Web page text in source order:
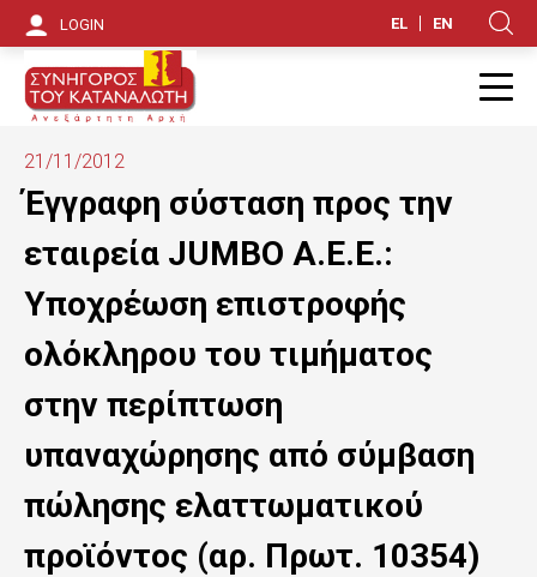
LOGIN EL EN
21/11/2012
Έγγραφη σύσταση προς την
εταιρεία JUMBO A.E.E.:
Υποχρέωση επιστροφής
ολόκληρου του τιμήματος
στην περίπτωση
υπαναχώρησης από σύμβαση
πώλησης ελαττωματικού
προϊόντος (αρ. Πρωτ. 10354)